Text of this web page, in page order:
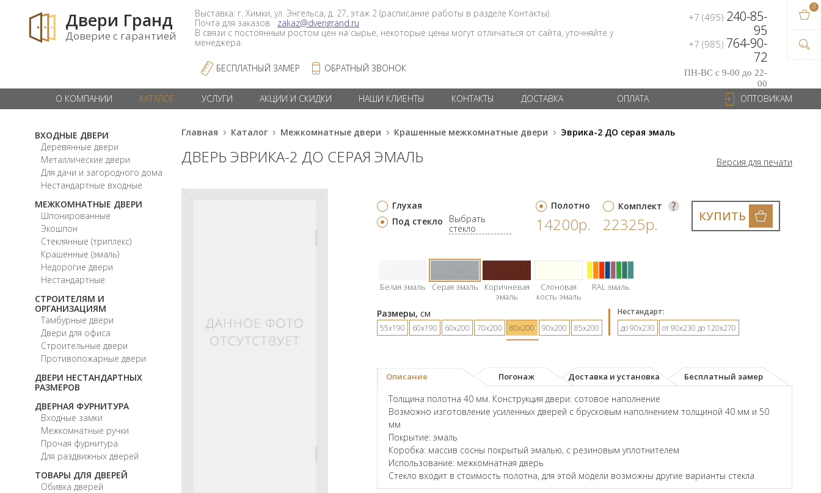
Двери Гранд
Доверие с гарантией
Выставка: г. Химки, ул. Энгельса, д. 27, этаж 2 (расписание работы в разделе Контакты).
Почта для заказов zakaz@dverigrand.ru
В связи с постоянным ростом цен на сырье, некоторые цены могут отличаться от сайта, уточняйте у
менеджера.
БЕСПЛАТНЫЙ ЗАМЕР ОБРАТНЫЙ ЗВОНОК
+7 (495) 240-85-
95
+7 (985) 764-90-
72
ПН-ВС с 9-00 до 22-
00
О КОМПАНИИ КАТАЛОГ УСЛУГИ АКЦИИ И СКИДКИ НАШИ КЛИЕНТЫ КОНТАКТЫ ДОСТАВКА ОПЛАТА ОПТОВИКАМ
ВХОДНЫЕ ДВЕРИ
Деревянные двери
Металлические двери
Для дачи и загородного дома
Нестандартные входные
МЕЖКОМНАТНЫЕ ДВЕРИ
Шпонированные
Экошпон
Стеклянные (триплекс)
Крашенные (эмаль)
Недорогие двери
Нестандартные
СТРОИТЕЛЯМ И
ОРГАНИЗАЦИЯМ
Тамбурные двери
Двери для офиса
Строительные двери
Противопожарные двери
ДВЕРИ НЕСТАНДАРТНЫХ
РАЗМЕРОВ
ДВЕРНАЯ ФУРНИТУРА
Входные замки
Межкомнатные ручки
Прочая фурнитура
Для раздвижных дверей
ТОВАРЫ ДЛЯ ДВЕРЕЙ
Обивка дверей
Главная Каталог Межкомнатные двери Крашенные межкомнатные двери Эврика-2 ДО серая эмаль
Версия для печати
ДВЕРЬ ЭВРИКА-2 ДО СЕРАЯ ЭМАЛЬ
Глухая
Под стекло
Выбрать
стекло
КУПИТЬ
Полотно
14200р.
Комплект
22325р.
Белая эмаль Серая эмаль
Коричневая
эмаль
Слоновая
кость эмаль
RAL эмаль
Размеры, см
55х190 60х190 60х200 70х200 80х200 90х200 85х200
Hестандарт:
до 90х230
от 90х230 до 120х270
Описание Погонаж Доставка и установка Бесплатный замер
Толщина полотна 40 мм. Конструкция двери: сотовое наполнение
Возможно изготовление усиленных дверей с брусковым наполнением толщиной 40 мм и 50
мм
Покрытие: эмаль
Коробка: массив сосны покрытый эмалью, с резиновым уплотнителем
Использование: межкомнатная дверь
Стекло входит в стоимость полотна, для этой модели возможны другие варианты стекла
0
В
на